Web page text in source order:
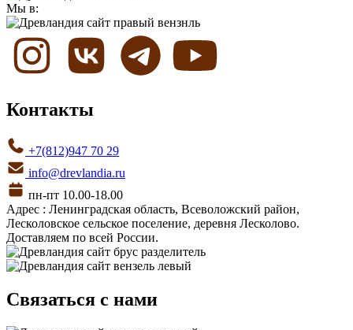
Мы в:
Контакты
+7(812)947 70 29
info@drevlandia.ru
пн-пт 10.00-18.00
Адрес : Ленинградская область, Всеволожский район,
Лесколовское сельское поселение, деревня Лесколово.
Доставляем по всей России.
Связаться с нами